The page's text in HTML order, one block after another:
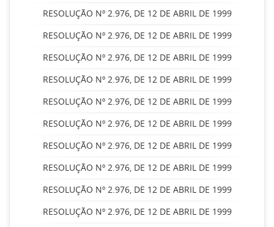
RESOLUÇÃO Nº 2.976, DE 12 DE ABRIL DE 1999
RESOLUÇÃO Nº 2.976, DE 12 DE ABRIL DE 1999
RESOLUÇÃO Nº 2.976, DE 12 DE ABRIL DE 1999
RESOLUÇÃO Nº 2.976, DE 12 DE ABRIL DE 1999
RESOLUÇÃO Nº 2.976, DE 12 DE ABRIL DE 1999
RESOLUÇÃO Nº 2.976, DE 12 DE ABRIL DE 1999
RESOLUÇÃO Nº 2.976, DE 12 DE ABRIL DE 1999
RESOLUÇÃO Nº 2.976, DE 12 DE ABRIL DE 1999
RESOLUÇÃO Nº 2.976, DE 12 DE ABRIL DE 1999
RESOLUÇÃO Nº 2.976, DE 12 DE ABRIL DE 1999